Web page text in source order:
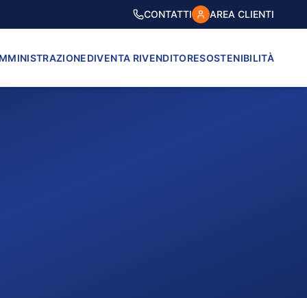
CONTATTI AREA CLIENTI
DIVENTA RIVENDITORESOSTENIBILITÀ